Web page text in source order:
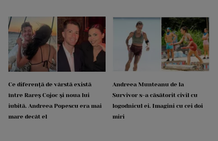
Ce diferență de vârstă există
între Rareș Cojoc și noua lui
iubită. Andreea Popescu era mai
mare decât el
Andreea Munteanu de la
Survivor s-a căsătorit civil cu
logodnicul ei. Imagini cu cei doi
miri